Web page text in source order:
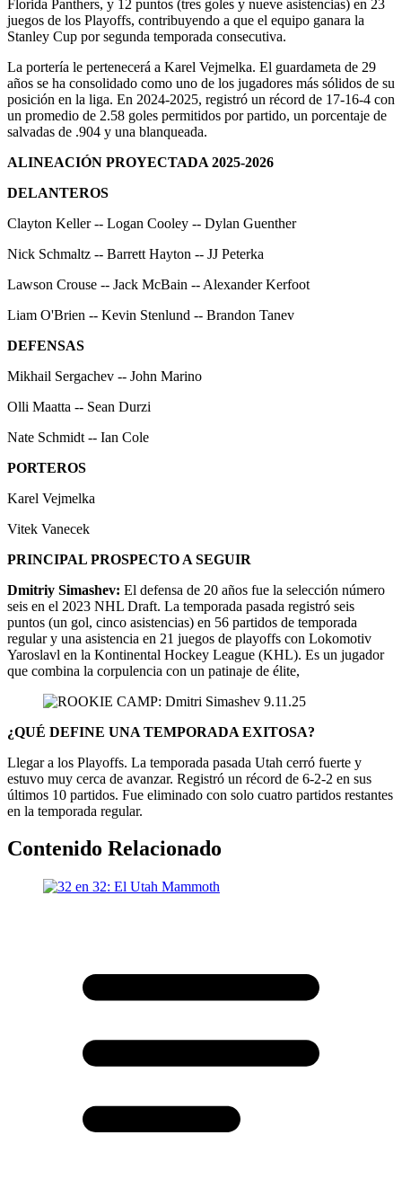
Florida Panthers, y 12 puntos (tres goles y nueve asistencias) en 23
juegos de los Playoffs, contribuyendo a que el equipo ganara la
Stanley Cup por segunda temporada consecutiva.
La portería le pertenecerá a Karel Vejmelka. El guardameta de 29
años se ha consolidado como uno de los jugadores más sólidos de su
posición en la liga. En 2024-2025, registró un récord de 17-16-4 con
un promedio de 2.58 goles permitidos por partido, un porcentaje de
salvadas de .904 y una blanqueada.
ALINEACIÓN PROYECTADA 2025-2026
DELANTEROS
Clayton Keller -- Logan Cooley -- Dylan Guenther
Nick Schmaltz -- Barrett Hayton -- JJ Peterka
Lawson Crouse -- Jack McBain -- Alexander Kerfoot
Liam O'Brien -- Kevin Stenlund -- Brandon Tanev
DEFENSAS
Mikhail Sergachev -- John Marino
Olli Maatta -- Sean Durzi
Nate Schmidt -- Ian Cole
PORTEROS
Karel Vejmelka
Vitek Vanecek
PRINCIPAL PROSPECTO A SEGUIR
Dmitriy Simashev: El defensa de 20 años fue la selección número
seis en el 2023 NHL Draft. La temporada pasada registró seis
puntos (un gol, cinco asistencias) en 56 partidos de temporada
regular y una asistencia en 21 juegos de playoffs con Lokomotiv
Yaroslavl en la Kontinental Hockey League (KHL). Es un jugador
que combina la corpulencia con un patinaje de élite,
¿QUÉ DEFINE UNA TEMPORADA EXITOSA?
Llegar a los Playoffs. La temporada pasada Utah cerró fuerte y
estuvo muy cerca de avanzar. Registró un récord de 6-2-2 en sus
últimos 10 partidos. Fue eliminado con solo cuatro partidos restantes
en la temporada regular.
Contenido Relacionado